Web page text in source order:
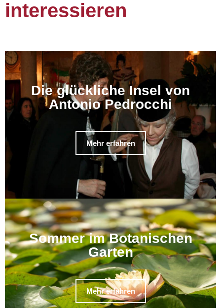
interessieren
Die glückliche Insel von
Antonio Pedrocchi
Mehr erfahren
Sommer im Botanischen
Garten
Mehr erfahren